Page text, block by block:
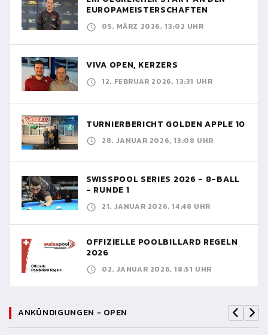
EUROPAMEISTERSCHAFTEN
05. MÄRZ 2026, 13:02 UHR
VIVA OPEN, KERZERS
12. FEBRUAR 2026, 13:31 UHR
TURNIERBERICHT GOLDEN APPLE 10
28. JANUAR 2026, 13:08 UHR
SWISSPOOL SERIES 2026 - 8-BALL
- RUNDE 1
21. JANUAR 2026, 14:48 UHR
OFFIZIELLE POOLBILLARD REGELN
2026
02. JANUAR 2026, 18:51 UHR
ANKÜNDIGUNGEN - OPEN